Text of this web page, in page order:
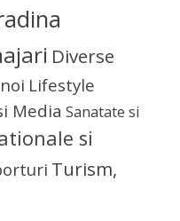
Diverse
Lifestyle
Media Sanatate si
si
Turism,